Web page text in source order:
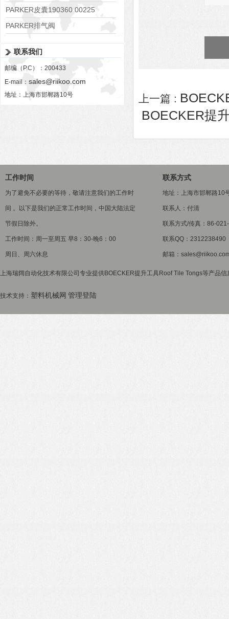
PARKER皮囊190360 00225
PARKER排气阀
联系我们
邮编（P.C）：200433
E-mail： sales@riikoo.com
地址：上海市邯郸路10号 上一篇 :
BOECKER提
工作时间
为了避免不必要的等待，敬请注意我们的工作时
间 。以下是我们的正常工作时间，中国大陆法定
节假日除外。
工作时间：周一至周五 早8：30-晚6：00
周日、周六休息
联系方式
地址：上海市邯郸路10
联系人：付清
联系方式/传真：86-
联系QQ：2312238490
邮箱：
上海瑞阔自动化技术有限公司专业提供BOECKER提升工具Roof Tile Tongs等产品
技术支持： 塑料机械网 管理登陆